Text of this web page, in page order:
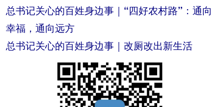
总书记关心的百姓身边事｜“四好农村路”：通向
幸福，通向远方
总书记关心的百姓身边事｜改厕改出新生活